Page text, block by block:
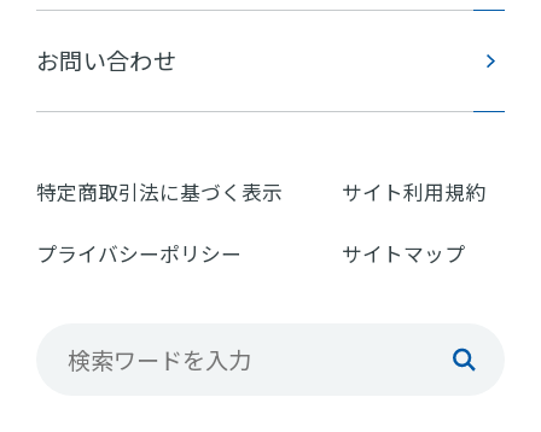
お問い合わせ
特定商取引法に基づく表示 サイト利用規約
プライバシーポリシー サイトマップ